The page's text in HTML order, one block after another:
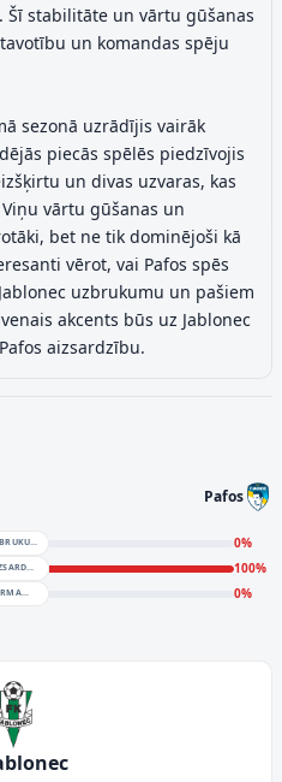
Šī stabilitāte un vārtu gūšanas
un komandas spēju
sezonā uzrādījis vairāk
piecās spēlēs piedzīvojis
un divas uzvaras, kas
vārtu gūšanas un
bet ne tik dominējoši kā
vērot, vai Pafos spēs
uzbrukumu un pašiem
akcents būs uz Jablonec
aizsardzību.
Pafos
UZBRUKUMS 0%
AIZSARDZĪBA 100%
FORMA 0%